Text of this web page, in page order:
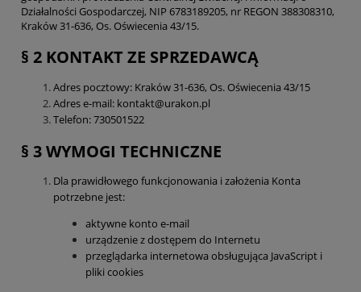
Działalności Gospodarczej, NIP 6783189205, nr REGON 388308310,
Kraków 31-636, Os. Oświecenia 43/15.
§ 2 KONTAKT ZE SPRZEDAWCĄ
Adres pocztowy: Kraków 31-636, Os. Oświecenia 43/15
Adres e-mail: kontakt@urakon.pl
Telefon: 730501522
§ 3 WYMOGI TECHNICZNE
Dla prawidłowego funkcjonowania i założenia Konta
potrzebne jest:
aktywne konto e-mail
urządzenie z dostępem do Internetu
przeglądarka internetowa obsługująca JavaScript i
pliki cookies